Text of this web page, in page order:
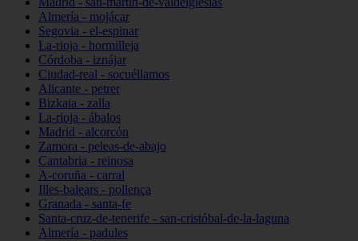
Almería - mojácar
Segovia - el-espinar
La-rioja - hormilleja
Córdoba - iznájar
Ciudad-real - socuéllamos
Alicante - petrer
Bizkaia - zalla
La-rioja - ábalos
Madrid - alcorcón
Zamora - peleas-de-abajo
Cantabria - reinosa
A-coruña - carral
Illes-balears - pollença
Granada - santa-fe
Santa-cruz-de-tenerife - san-cristóbal-de-la-laguna
Almería - padules